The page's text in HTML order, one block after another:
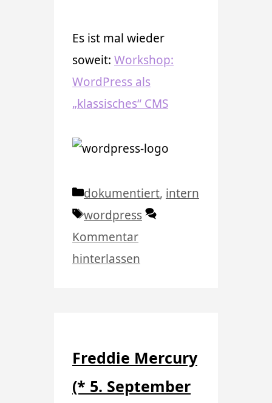
Es ist mal wieder
soweit: Workshop:
WordPress als
„klassisches“ CMS
Kategorien
dokumentiert, intern
Schlagwörter
wordpress
Kommentar
hinterlassen
Freddie Mercury
(* 5. September